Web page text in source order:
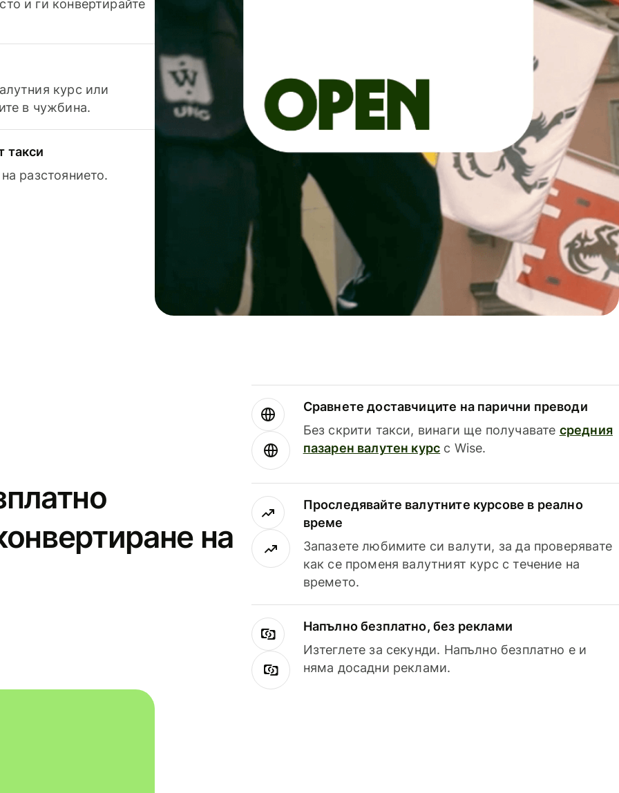
и ги конвертирайте
курс или
в чужбина.
такси
разстоянието.
на
Сравнете доставчиците на парични преводи
Без скрити такси, винаги ще получавате средния
пазарен валутен курс с Wise.
Проследявайте валутните курсове в реално
време
Запазете любимите си валути, за да проверявате
как се променя валутният курс с течение на
времето.
Напълно безплатно, без реклами
Изтеглете за секунди. Напълно безплатно е и
няма досадни реклами.